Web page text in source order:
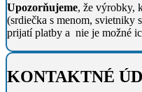
Upozorňujeme, že výrobky,
(srdiečka s menom, svietniky
prijatí platby a nie je možné
KONTAKTNÉ